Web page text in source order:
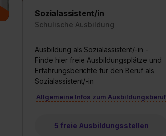
Sozialassistent/in
Schulische Ausbildung
Ausbildung als Sozialassistent/-in -
Finde hier freie Ausbildungsplätze und
Erfahrungsberichte für den Beruf als
Sozialassistent/-in
Allgemeine Infos zum Ausbildungsberuf
5 freie Ausbildungsstellen